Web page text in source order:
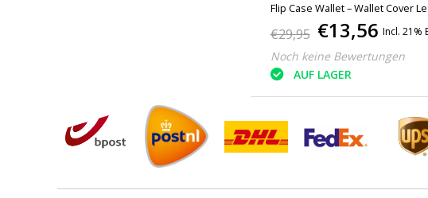
Flip Case Wallet – Wallet Cover
Grün
€29,95 €13,56 Incl. 21%
Noch keine Bewertungen
AUF LAGER